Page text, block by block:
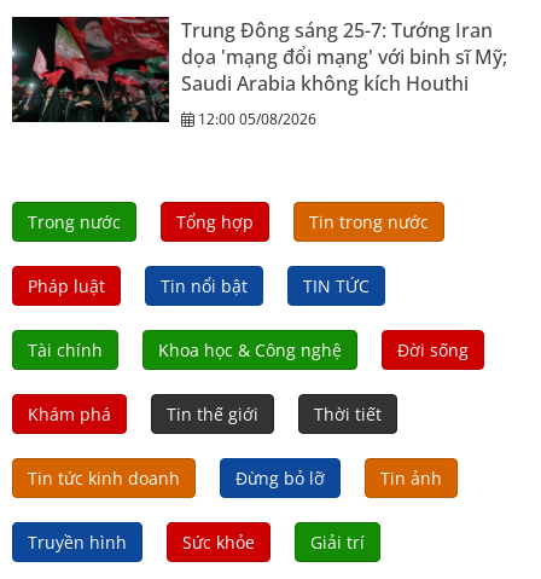
Trung Đông sáng 25-7: Tướng Iran
dọa 'mạng đổi mạng' với binh sĩ Mỹ;
Saudi Arabia không kích Houthi
12:00 05/08/2026
Trong nước Tổng hợp Tin trong nước
Pháp luật Tin nổi bật TIN TỨC
Tài chính Khoa học & Công nghệ Đời sống
Khám phá Tin thế giới Thời tiết
Tin tức kinh doanh Đừng bỏ lỡ Tin ảnh
Truyền hình Sức khỏe Giải trí